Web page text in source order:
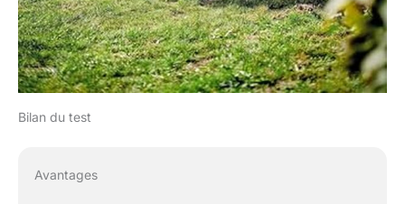
Bilan du test
Avantages